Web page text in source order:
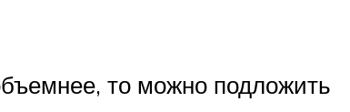
то можно подложить